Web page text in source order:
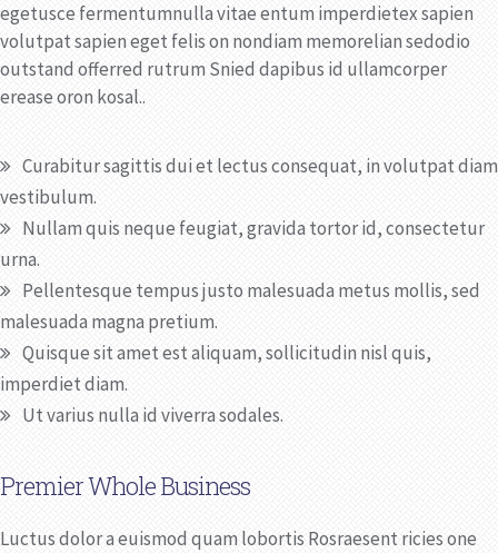
egetusce fermentumnulla vitae entum imperdietex sapien
volutpat sapien eget felis on nondiam memorelian sedodio
outstand offerred rutrum Snied dapibus id ullamcorper
erease oron kosal..
Curabitur sagittis dui et lectus consequat, in volutpat diam
vestibulum.
Nullam quis neque feugiat, gravida tortor id, consectetur
urna.
Pellentesque tempus justo malesuada metus mollis, sed
malesuada magna pretium.
Quisque sit amet est aliquam, sollicitudin nisl quis,
imperdiet diam.
Ut varius nulla id viverra sodales.
Premier Whole Business
Luctus dolor a euismod quam lobortis Rosraesent ricies one